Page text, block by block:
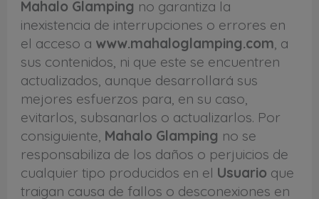
Mahalo Glamping no garantiza la
inexistencia de interrupciones o errores en
el acceso a www.mahaloglamping.com, a
sus contenidos, ni que este se encuentren
actualizados, aunque desarrollará sus
mejores esfuerzos para, en su caso,
evitarlos, subsanarlos o actualizarlos. Por
consiguiente, Mahalo Glamping no se
responsabiliza de los daños o perjuicios de
cualquier tipo producidos en el Usuario que
traigan causa de fallos o desconexiones en